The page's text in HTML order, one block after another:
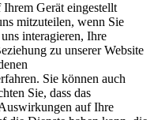
Gerät eingestellt
mitzuteilen, wenn Sie
interagieren, Ihre
zu unserer Website
Sie können auch
Sie, dass das
auf Ihre